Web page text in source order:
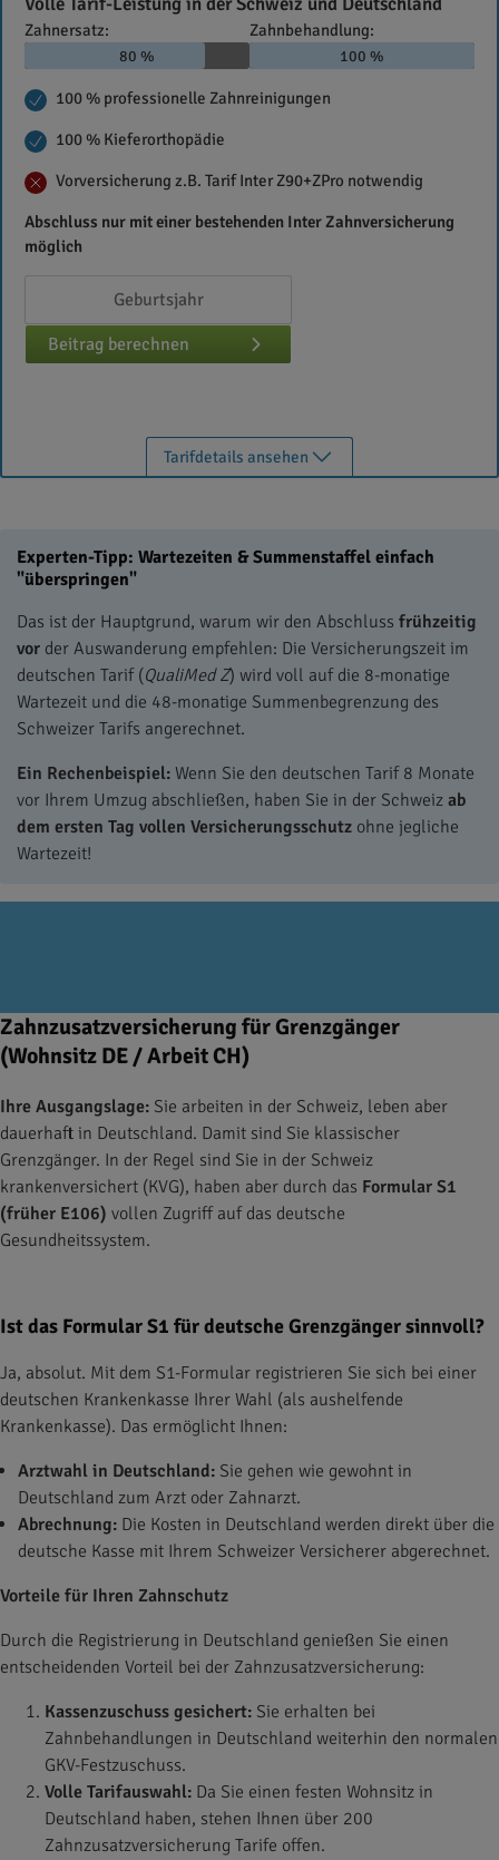
aG
Zahnersatz:
80 %
Zahnbehandlung:
100 %
100 % professionelle Zahnreinigungen
100 % Kieferorthopädie
Vorversicherung z.B. Tarif Inter Z90+ZPro notwendig
Abschluss nur mit einer bestehenden Inter Zahnversicherung
möglich
Beitrag berechnen
Tarifdetails ansehen
Experten-Tipp: Wartezeiten & Summenstaffel einfach
"überspringen"
Das ist der Hauptgrund, warum wir den Abschluss frühzeitig
vor der Auswanderung empfehlen: Die Versicherungszeit im
deutschen Tarif (QualiMed Z) wird voll auf die 8-monatige
Wartezeit und die 48-monatige Summenbegrenzung des
Schweizer Tarifs angerechnet.
Ein Rechenbeispiel: Wenn Sie den deutschen Tarif 8 Monate
vor Ihrem Umzug abschließen, haben Sie in der Schweiz ab
dem ersten Tag vollen Versicherungsschutz ohne jegliche
Wartezeit!
Zahnzusatzversicherung für Grenzgänger
(Wohnsitz DE / Arbeit CH)
Ihre Ausgangslage: Sie arbeiten in der Schweiz, leben aber
dauerhaft in Deutschland. Damit sind Sie klassischer
Grenzgänger. In der Regel sind Sie in der Schweiz
krankenversichert (KVG), haben aber durch das Formular S1
(früher E106) vollen Zugriff auf das deutsche
Gesundheitssystem.
Ist das Formular S1 für deutsche Grenzgänger sinnvoll?
Ja, absolut. Mit dem S1-Formular registrieren Sie sich bei einer
deutschen Krankenkasse Ihrer Wahl (als aushelfende
Krankenkasse). Das ermöglicht Ihnen:
Arztwahl in Deutschland: Sie gehen wie gewohnt in
Deutschland zum Arzt oder Zahnarzt.
Abrechnung: Die Kosten in Deutschland werden direkt über die
deutsche Kasse mit Ihrem Schweizer Versicherer abgerechnet.
Vorteile für Ihren Zahnschutz
Durch die Registrierung in Deutschland genießen Sie einen
entscheidenden Vorteil bei der Zahnzusatzversicherung:
Kassenzuschuss gesichert: Sie erhalten bei
Zahnbehandlungen in Deutschland weiterhin den normalen
GKV-Festzuschuss.
Volle Tarifauswahl: Da Sie einen festen Wohnsitz in
Deutschland haben, stehen Ihnen über 200
Zahnzusatzversicherung Tarife offen.